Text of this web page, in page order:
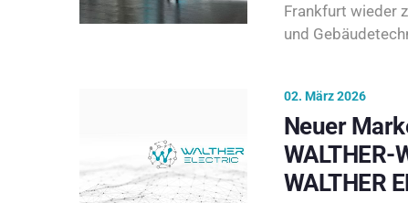
Frankfurt wieder
und
02. März 2026
Neuer
WALTHER-
WALTHER